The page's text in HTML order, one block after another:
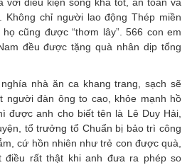
Không chỉ người lao động Thép miền
cũng được “thơm lây”. 566 con em
đều được tặng quà nhân dịp tổng
nhà ăn ca khang trang, sạch sẽ
người đàn ông to cao, khỏe mạnh hồ
được anh cho biết tên là Lê Duy Hải,
tổ trưởng tổ Chuẩn bị bảo trì công
cứ hồn nhiên như trẻ con được quà,
điều rất thật khi anh đưa ra phép so